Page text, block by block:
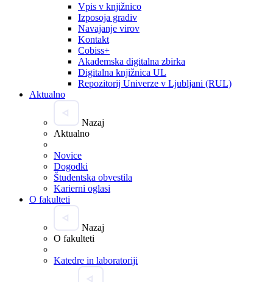
Vpis v knjižnico
Izposoja gradiv
Navajanje virov
Kontakt
Cobiss+
Akademska digitalna zbirka
Digitalna knjižnica UL
Repozitorij Univerze v Ljubljani (RUL)
Aktualno
Nazaj
Aktualno
Novice
Dogodki
Študentska obvestila
Karierni oglasi
O fakulteti
Nazaj
O fakulteti
Katedre in laboratoriji